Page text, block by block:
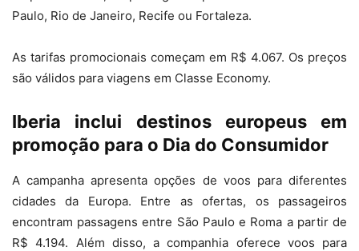
Paulo, Rio de Janeiro, Recife ou Fortaleza.
As tarifas promocionais começam em R$ 4.067. Os preços
são válidos para viagens em Classe Economy.
Iberia inclui destinos europeus em
promoção para o Dia do Consumidor
A campanha apresenta opções de voos para diferentes
cidades da Europa. Entre as ofertas, os passageiros
encontram passagens entre São Paulo e Roma a partir de
R$ 4.194. Além disso, a companhia oferece voos para